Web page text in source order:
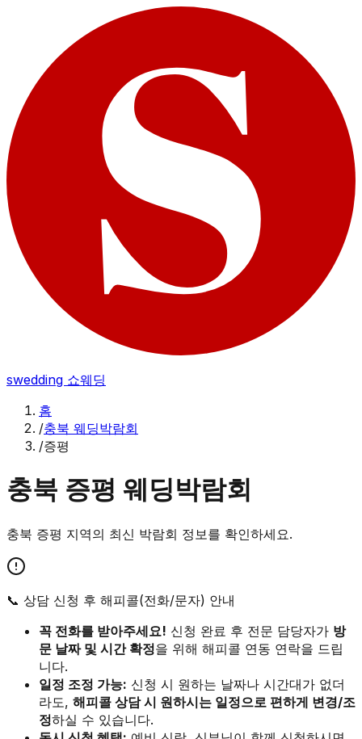
swedding 쇼웨딩
홈
/충북 웨딩박람회
/증평
충북 증평 웨딩박람회
충북 증평 지역의 최신 박람회 정보를 확인하세요.
📞 상담 신청 후 해피콜(전화/문자) 안내
꼭 전화를 받아주세요! 신청 완료 후 전문 담당자가 방
문 날짜 및 시간 확정을 위해 해피콜 연동 연락을 드립
니다.
일정 조정 가능: 신청 시 원하는 날짜나 시간대가 없더
라도, 해피콜 상담 시 원하시는 일정으로 편하게 변경/조
정하실 수 있습니다.